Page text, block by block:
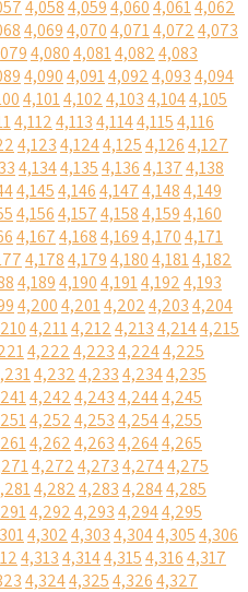
4,0584,0594,0604,0614,062
4,0694,0704,0714,0724,073
4,0804,0814,0824,083
4,0904,0914,0924,0934,094
4,1014,1024,1034,1044,105
4,1124,1134,1144,1154,116
4,1234,1244,1254,1264,127
4,1344,1354,1364,1374,138
4,1454,1464,1474,1484,149
4,1564,1574,1584,1594,160
4,1674,1684,1694,1704,171
4,1784,1794,1804,1814,182
4,1894,1904,1914,1924,193
4,2004,2014,2024,2034,204
4,2114,2124,2134,2144,215
4,2224,2234,2244,225
4,2324,2334,2344,235
4,2424,2434,2444,245
4,2524,2534,2544,255
4,2624,2634,2644,265
4,2724,2734,2744,275
4,2824,2834,2844,285
4,2924,2934,2944,295
4,3024,3034,3044,3054,306
4,3134,3144,3154,3164,317
4,3244,3254,3264,327